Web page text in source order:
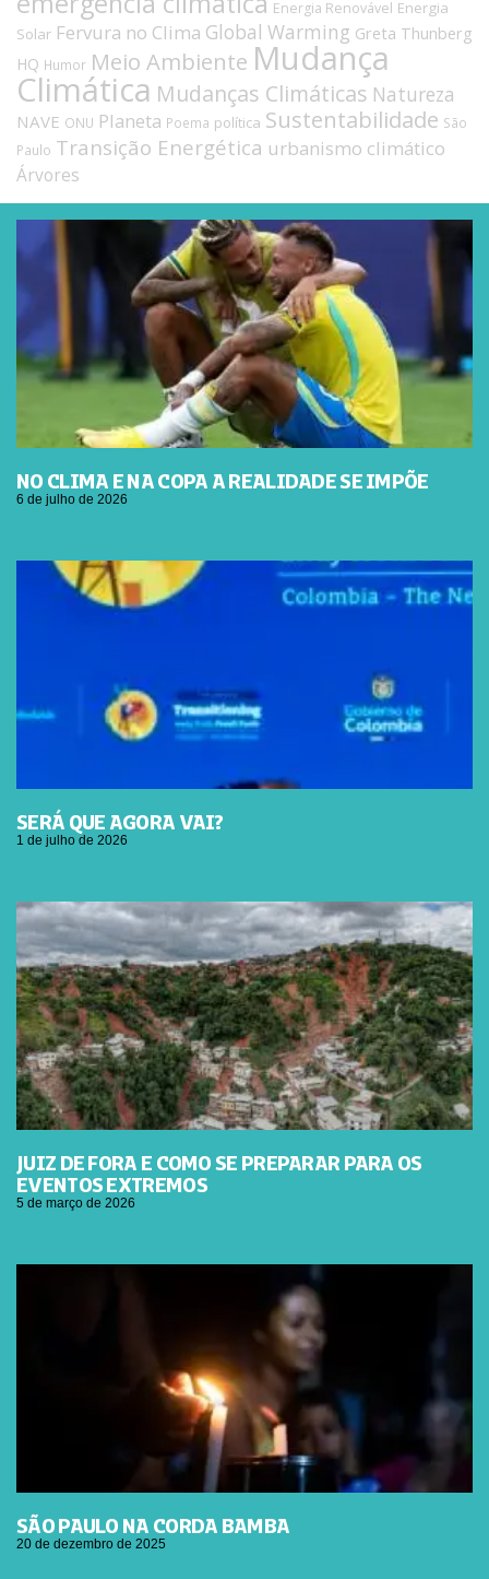
Energia Renovável Energia
Solar Fervura no Clima Global Warming Greta Thunberg
HQ Humor Meio Ambiente Mudança
Climática Mudanças Climáticas Natureza
NAVE ONU Planeta Poema política Sustentabilidade São
Paulo Transição Energética urbanismo climático
Árvores
NO CLIMA E NA COPA A REALIDADE SE IMPÕE
6 de julho de 2026
SERÁ QUE AGORA VAI?
1 de julho de 2026
JUIZ DE FORA E COMO SE PREPARAR PARA OS
EVENTOS EXTREMOS
5 de março de 2026
SÃO PAULO NA CORDA BAMBA
20 de dezembro de 2025